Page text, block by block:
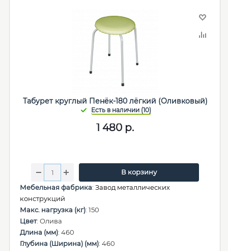
Табурет круглый Пенёк-180 лёгкий (Оливковый)
1 480 р.
В корзину
Мебельная фабрика: Завод металлических
конструкций
Макс. нагрузка (кг): 150
Цвет: Олива
Длина (мм): 460
Глубина (Ширина) (мм): 460